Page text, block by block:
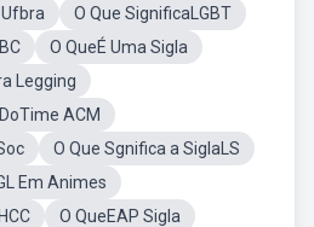
O Que SignificaLGBT
O QueÉ Uma Sigla
Legging
ACM
O Que Sgnifica a SiglaLS
Em Animes
O QueEAP Sigla